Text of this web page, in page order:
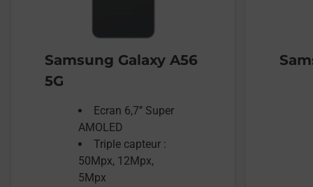
Samsung Galaxy A56
5G
Ecran 6,7’’ Super
AMOLED
Triple capteur :
50Mpx, 12Mpx,
5Mpx